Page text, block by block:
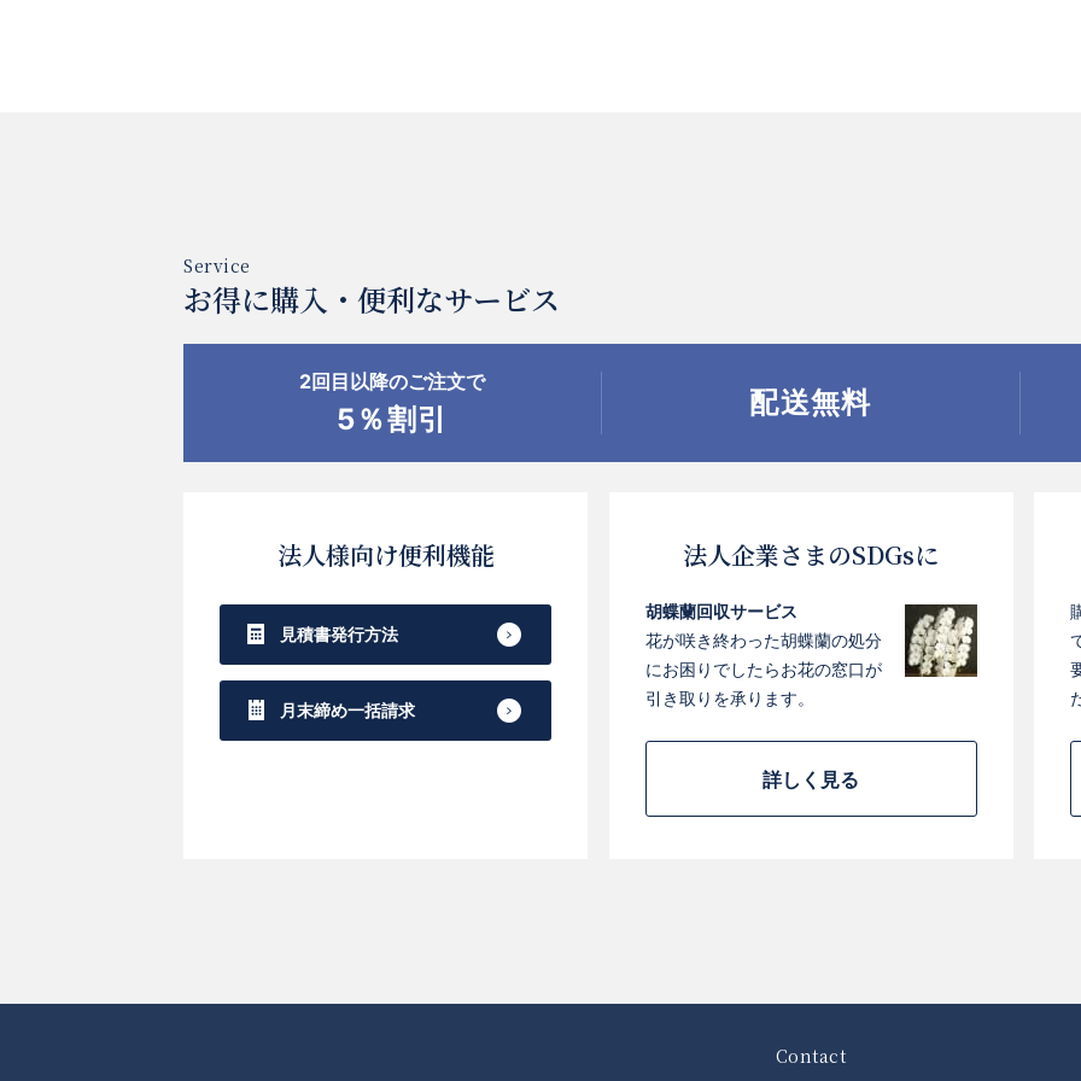
お得に購入・便利なサービス
2回目以降のご注文で
5％割引 配送無料
法人様向け便利機能
見積書発行方法
月末締め一括請求
法人企業さまのSDGsに
胡蝶蘭回収サービス
花が咲き終わった胡蝶蘭の処分
にお困りでしたらお花の窓口が
引き取りを承ります。
詳しく見る
Contact